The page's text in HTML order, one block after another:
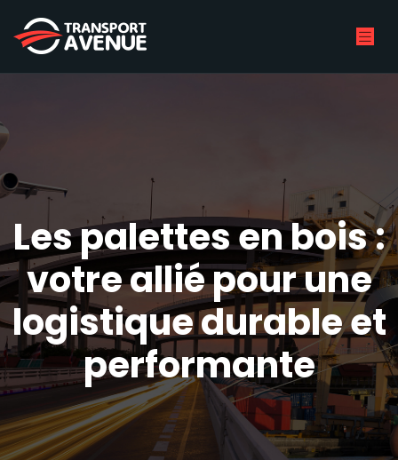
Les palettes en bois :
votre allié pour une
logistique durable et
performante